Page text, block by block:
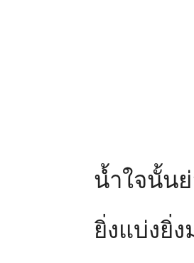
น้ำใจนั้น
ยิ่งแบ่งยิ่